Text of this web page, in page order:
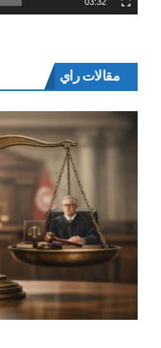
مقالات راي